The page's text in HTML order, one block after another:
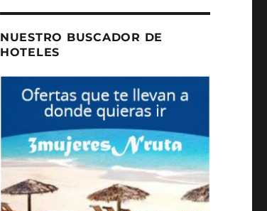
NUESTRO BUSCADOR DE
HOTELES